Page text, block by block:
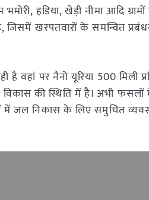
भमोरी, हडिया, खेड़ी नीमा आदि
खरपतवारों के समन्वित
वहां पर नैनो यूरिया 500 मिली
की स्थिति में है। अभी फसलों
में जल निकास के लिए समुचित